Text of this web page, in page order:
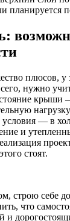
планируется
плюсов, у
нужно
крыши
— в
и
стоят.
строю себе
что